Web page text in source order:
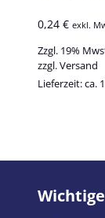
0,24 € exkl.
Zzgl. 19%
zzgl.Versand
Lieferzeit: ca.